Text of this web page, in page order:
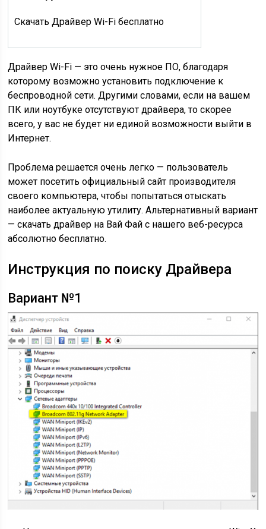
Скачать Драйвер Wi-Fi бесплатно
Драйвер Wi-Fi — это очень нужное ПО, благодаря
которому возможно установить подключение к
беспроводной сети. Другими словами, если на вашем
ПК или ноутбуке отсутствуют драйвера, то скорее
всего, у вас не будет ни единой возможности выйти в
Интернет.
Проблема решается очень легко — пользователь
может посетить официальный сайт производителя
своего компьютера, чтобы попытаться отыскать
наиболее актуальную утилиту. Альтернативный вариант
— скачать драйвер на Вай Фай с нашего веб-ресурса
абсолютно бесплатно.
Инструкция по поиску Драйвера
Вариант №1